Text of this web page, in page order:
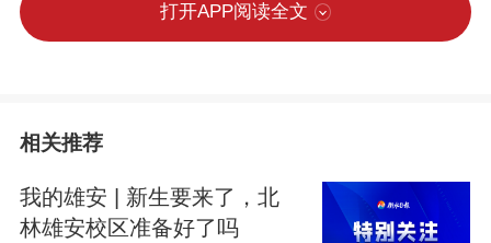
这所由北京朝阳教育集团援助办学的学
学校，接送孩子省心多了。”回迁居民韩丽
丽说出了最直观的改变。正送两个孩子入
校的居民贾少贤，更对家门口的教育品质
打开APP阅读全文
相关推荐
我的雄安 | 新生要来了，北
林雄安校区准备好了吗